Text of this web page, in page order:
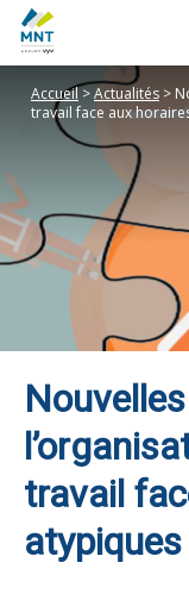
Accueil>Actualités >
travail face aux
travail
atypiques